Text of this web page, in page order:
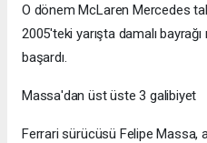
O dönem McLaren Mercedes
2005'teki yarışta damalı
başardı.
Massa'dan üst üste 3 galibiyet
Ferrari sürücüsü Felipe Massa,